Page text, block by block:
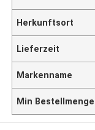
Herkunftsort
Lieferzeit
Markenname
Min Bestellmenge